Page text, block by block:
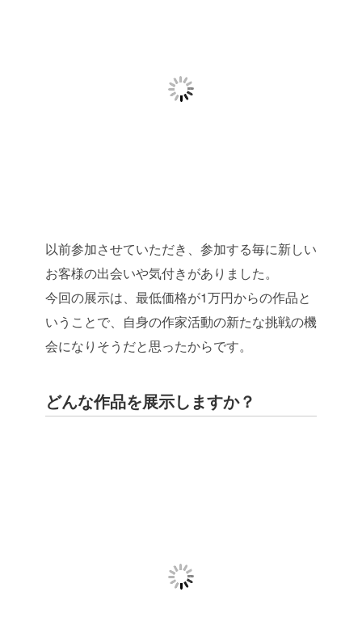
以前参加させていただき、参加する毎に新しい
お客様の出会いや気付きがありました。
今回の展示は、最低価格が1万円からの作品と
いうことで、自身の作家活動の新たな挑戦の機
会になりそうだと思ったからです。
どんな作品を展示しますか？